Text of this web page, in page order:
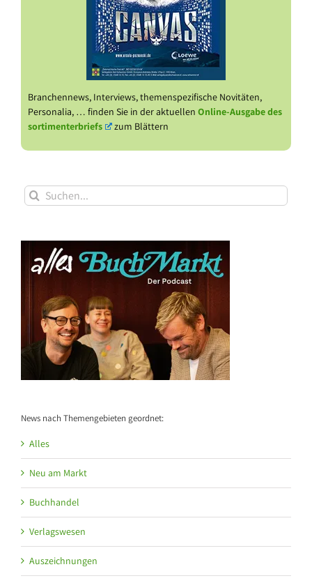
Branchennews, Interviews, themenspezifische Novitäten,
Personalia, … finden Sie in der aktuellen Online-Ausgabe des
sortimenterbriefs
zum Blättern
Suche
nach:
News nach Themengebieten geordnet:
Alles
Neu am Markt
Buchhandel
Verlagswesen
Auszeichnungen